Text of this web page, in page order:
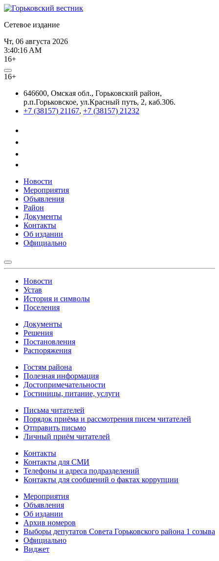
Сетевое издание
Чт, 06 августа 2026
3:40:17 AM
16+
16+
646600, Омская обл., Горьковский район,
р.п.Горьковское, ул.Красный путь, 2, каб.306.
+7 (38157) 21167, +7 (38157) 21232
Новости
Мероприятия
Объявления
Район
Документы
Контакты
Об издании
Официально
Новости
Устав
История и символы
Поселения
Документы
Решения
Постановления
Распоряжения
Гостям района
Полезная информация
Достопримечательности
Гостиницы, питание, услуги
Письма читателей
Порядок приёма и рассмотрения писем читателей
Отправить письмо
Личный приём читателей
Контакты
Контакты для СМИ
Телефоны и адреса подразделений
Контакты для сообщений о фактах коррупции
Мероприятия
Объявления
Об издании
Архив номеров
Выборы депутатов Совета Горьковского района 1 созыва
Официально
Виджет